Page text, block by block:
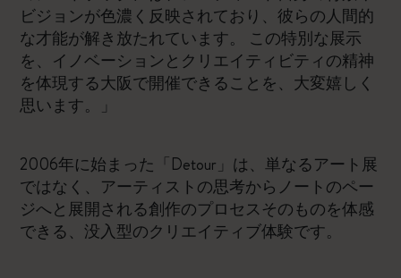
ビジョンが色濃く反映されており、彼らの人間的
な才能が解き放たれています。 この特別な展示
を、イノベーションとクリエイティビティの精神
を体現する大阪で開催できることを、大変嬉しく
思います。」
2006年に始まった「Detour」は、単なるアート展
ではなく、アーティストの思考からノートのペー
ジへと展開される創作のプロセスそのものを体感
できる、没入型のクリエイティブ体験です。